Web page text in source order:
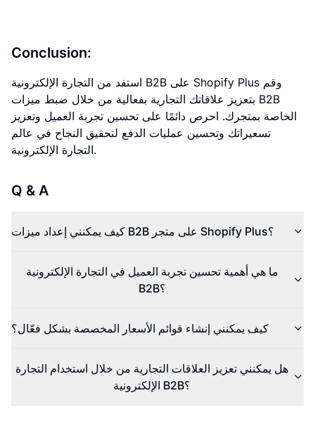
Conclusion:
استفد من التجارة الإلكترونية B2B على Shopify Plus وقم
بتعزيز علاقاتك التجارية بفعالية من خلال ضبط ميزات B2B
الخاصة بمتجرك. احرص دائمًا على تحسين تجربة العميل وتعزيز
تسعيراتك وتحسين عمليات الدفع لتحقيق النجاح في عالم
التجارة الإلكترونية.
Q & A
كيف يمكنني إعداد ميزات B2B على متجر Shopify Plus؟
ما هي أهمية تحسين تجربة العميل في التجارة الإلكترونية
B2B؟
كيف يمكنني إنشاء قوائم الأسعار المخصصة بشكل فعّال؟
هل يمكنني تعزيز العلاقات التجارية من خلال استخدام التجارة
الإلكترونية B2B؟